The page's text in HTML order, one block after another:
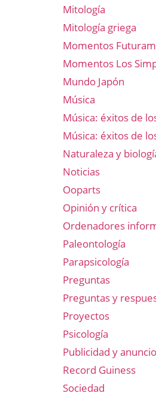
Mitología
Mitología griega
Momentos
Momentos Los
Mundo Japón
Música
Música: éxitos de
Música: éxitos de
Naturaleza y
Noticias
Ooparts
Opinión y crítica
Ordenadores
Paleontología
Parapsicología
Preguntas
Preguntas y
Proyectos
Psicología
Publicidad y
Record Guiness
Sociedad